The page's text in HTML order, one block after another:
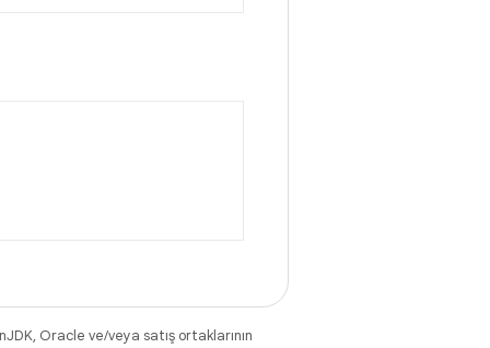
Oracle ve/veya satış ortaklarının